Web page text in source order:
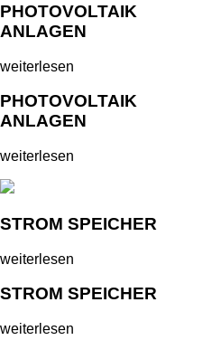
PHOTOVOLTAIK
ANLAGEN
weiterlesen
PHOTOVOLTAIK
ANLAGEN
weiterlesen
STROM SPEICHER
weiterlesen
STROM SPEICHER
weiterlesen